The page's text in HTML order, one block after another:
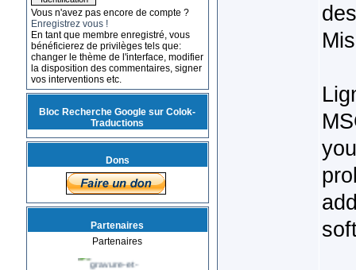
Vous n'avez pas encore de compte ?
Enregistrez vous !
En tant que membre enregistré, vous
bénéficierez de privilèges tels que:
changer le thème de l'interface, modifier
la disposition des commentaires, signer
vos interventions etc.
Bloc Recherche Google sur Colok-
Traductions
Dons
Partenaires
Partenaires